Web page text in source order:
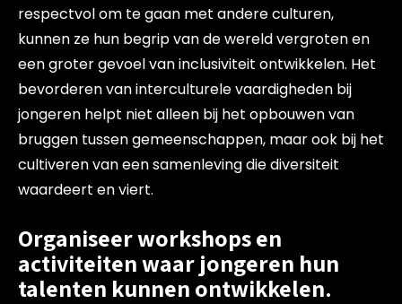
respectvol om te gaan met andere culturen,
kunnen ze hun begrip van de wereld vergroten en
een groter gevoel van inclusiviteit ontwikkelen. Het
bevorderen van interculturele vaardigheden bij
jongeren helpt niet alleen bij het opbouwen van
bruggen tussen gemeenschappen, maar ook bij het
cultiveren van een samenleving die diversiteit
waardeert en viert.
Organiseer workshops en
activiteiten waar jongeren hun
talenten kunnen ontwikkelen.